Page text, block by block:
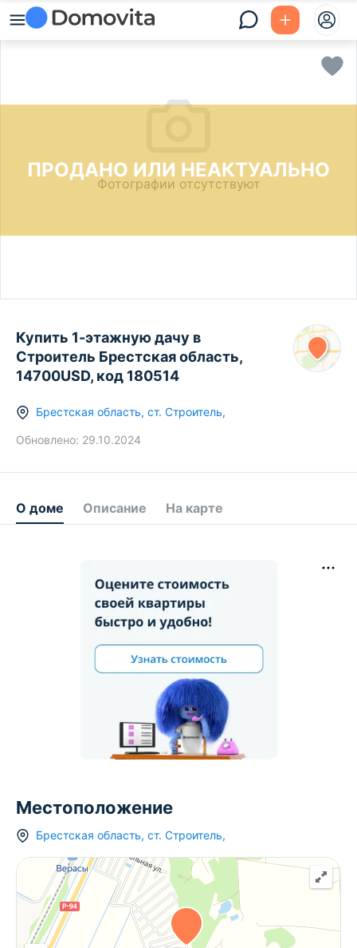
ПРОДАНО ИЛИ НЕАКТУАЛЬНО
Фотографии отсутствуют
Купить 1-этажную дачу в
Строитель Брестская область,
14700USD, код 180514
Брестская область, ст. Строитель,
Обновлено: 29.10.2024
О доме Описание На карте
Местоположение
Брестская область, ст. Строитель,